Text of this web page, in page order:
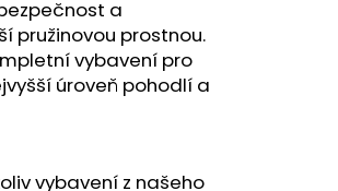
a
pružinovou prostnou.
vybavení pro
úroveň pohodlí a
vybavení z našeho